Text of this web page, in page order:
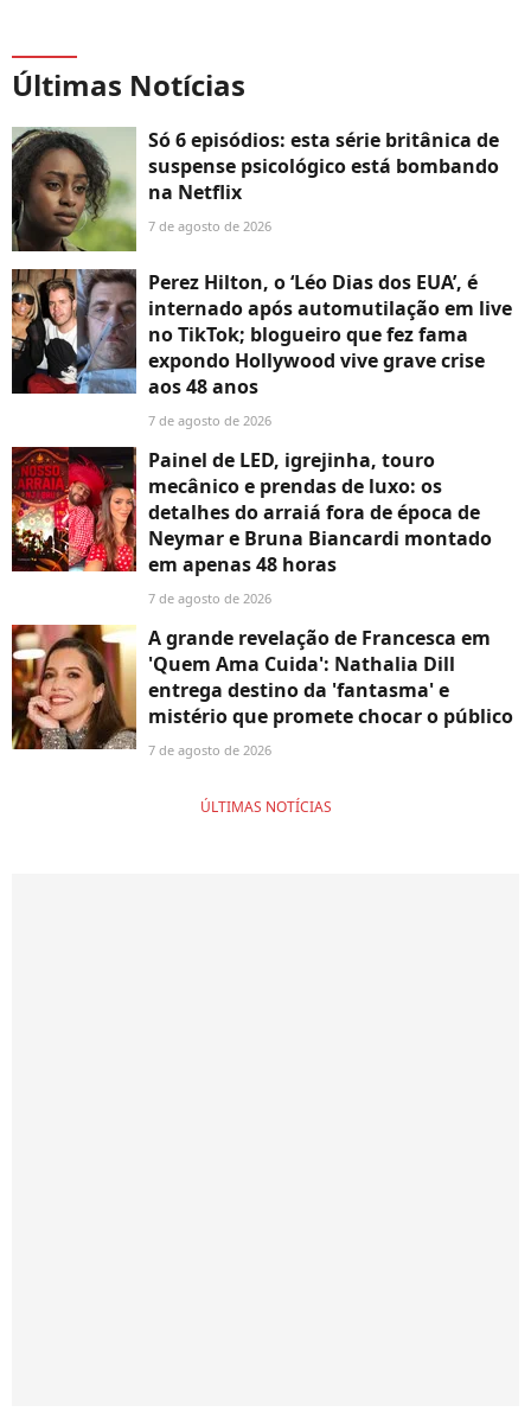
Últimas Notícias
Só 6 episódios: esta série britânica de
suspense psicológico está bombando
na Netflix
7 de agosto de 2026
Perez Hilton, o ‘Léo Dias dos EUA’, é
internado após automutilação em live
no TikTok; blogueiro que fez fama
expondo Hollywood vive grave crise
aos 48 anos
7 de agosto de 2026
Painel de LED, igrejinha, touro
mecânico e prendas de luxo: os
detalhes do arraiá fora de época de
Neymar e Bruna Biancardi montado
em apenas 48 horas
7 de agosto de 2026
A grande revelação de Francesca em
'Quem Ama Cuida': Nathalia Dill
entrega destino da 'fantasma' e
mistério que promete chocar o público
7 de agosto de 2026
ÚLTIMAS NOTÍCIAS